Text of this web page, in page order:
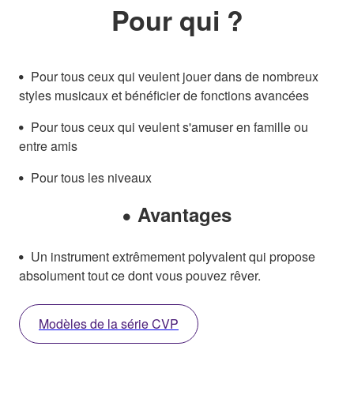
Pour qui ?
Pour tous ceux qui veulent jouer dans de nombreux
styles musicaux et bénéficier de fonctions avancées
Pour tous ceux qui veulent s'amuser en famille ou
entre amis
Pour tous les niveaux
Avantages
Un instrument extrêmement polyvalent qui propose
absolument tout ce dont vous pouvez rêver.
Modèles de la série CVP